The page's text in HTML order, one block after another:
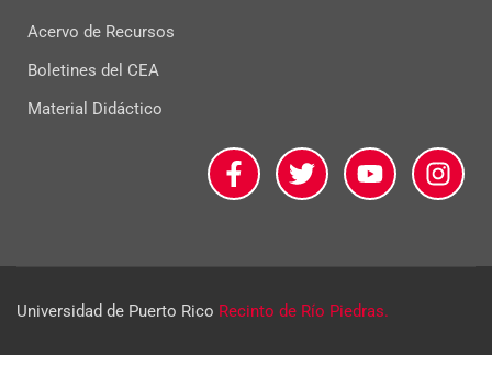
Acervo de Recursos
Boletines del CEA
Material Didáctico
Universidad de Puerto Rico Recinto de Río Piedras.